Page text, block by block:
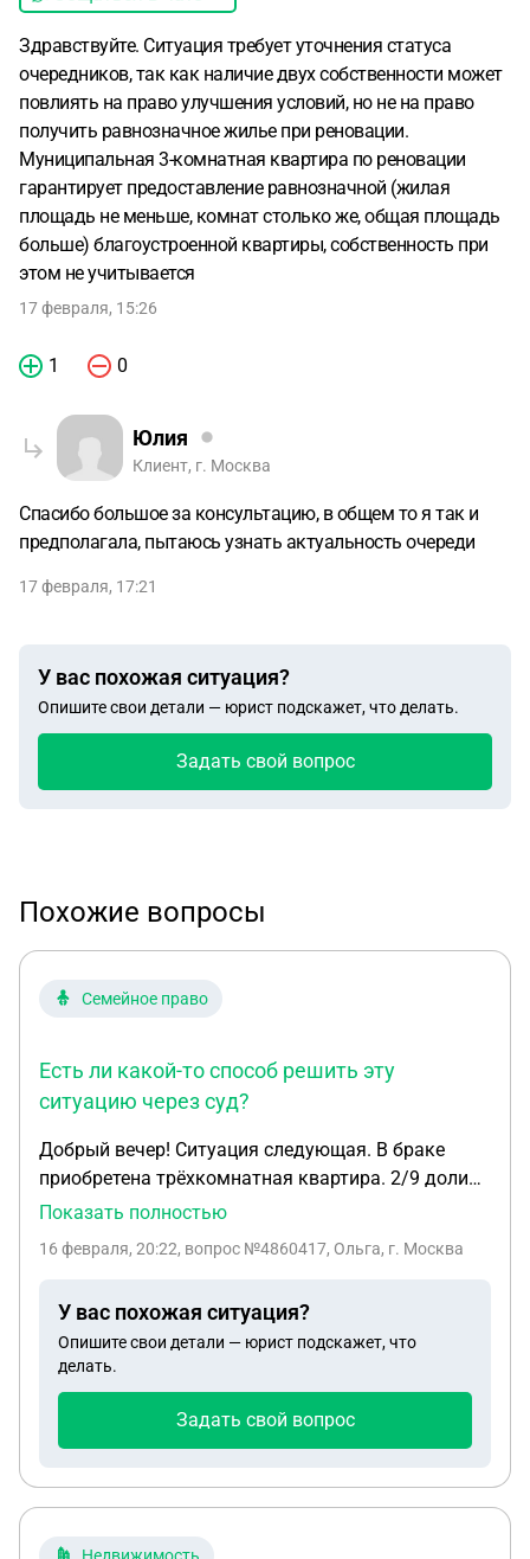
Здравствуйте. Ситуация требует уточнения статуса
очередников, так как наличие двух собственности может
повлиять на право улучшения условий, но не на право
получить равнозначное жилье при реновации.
Муниципальная 3-комнатная квартира по реновации
гарантирует предоставление равнозначной (жилая
площадь не меньше, комнат столько же, общая площадь
больше) благоустроенной квартиры, собственность при
этом не учитывается
17 февраля, 15:26
1 0
Юлия
Клиент, г. Москва
Спасибо большое за консультацию, в общем то я так и
предполагала, пытаюсь узнать актуальность очереди
17 февраля, 17:21
У вас похожая ситуация?
Опишите свои детали — юрист подскажет, что делать.
Задать свой вопрос
Похожие вопросы
Семейное право
Есть ли какой-то способ решить эту
ситуацию через суд?
Добрый вечер! Ситуация следующая. В браке
приобретена трёхкомнатная квартира. 2/9 доли
принадлежат несовершеннолетним детям, а 7/9 в
расторгнут. Бывший супруг проживает в квартире,
мне продавать тоже. Есть ли какой-то способ
решить эту ситуацию через суд?
Показать полностью
16 февраля, 20:22, вопрос №4860417, Ольга, г. Москва
У вас похожая ситуация?
Опишите свои детали — юрист подскажет, что
делать.
Задать свой вопрос